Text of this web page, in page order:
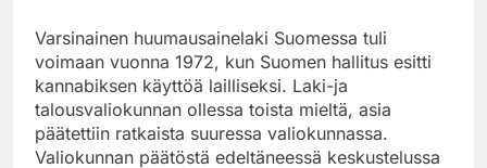
Varsinainen huumausainelaki Suomessa tuli
voimaan vuonna 1972, kun Suomen hallitus esitti
kannabiksen käyttöä lailliseksi. Laki-ja
talousvaliokunnan ollessa toista mieltä, asia
päätettiin ratkaista suuressa valiokunnassa.
Valiokunnan päätöstä edeltäneessä keskustelussa